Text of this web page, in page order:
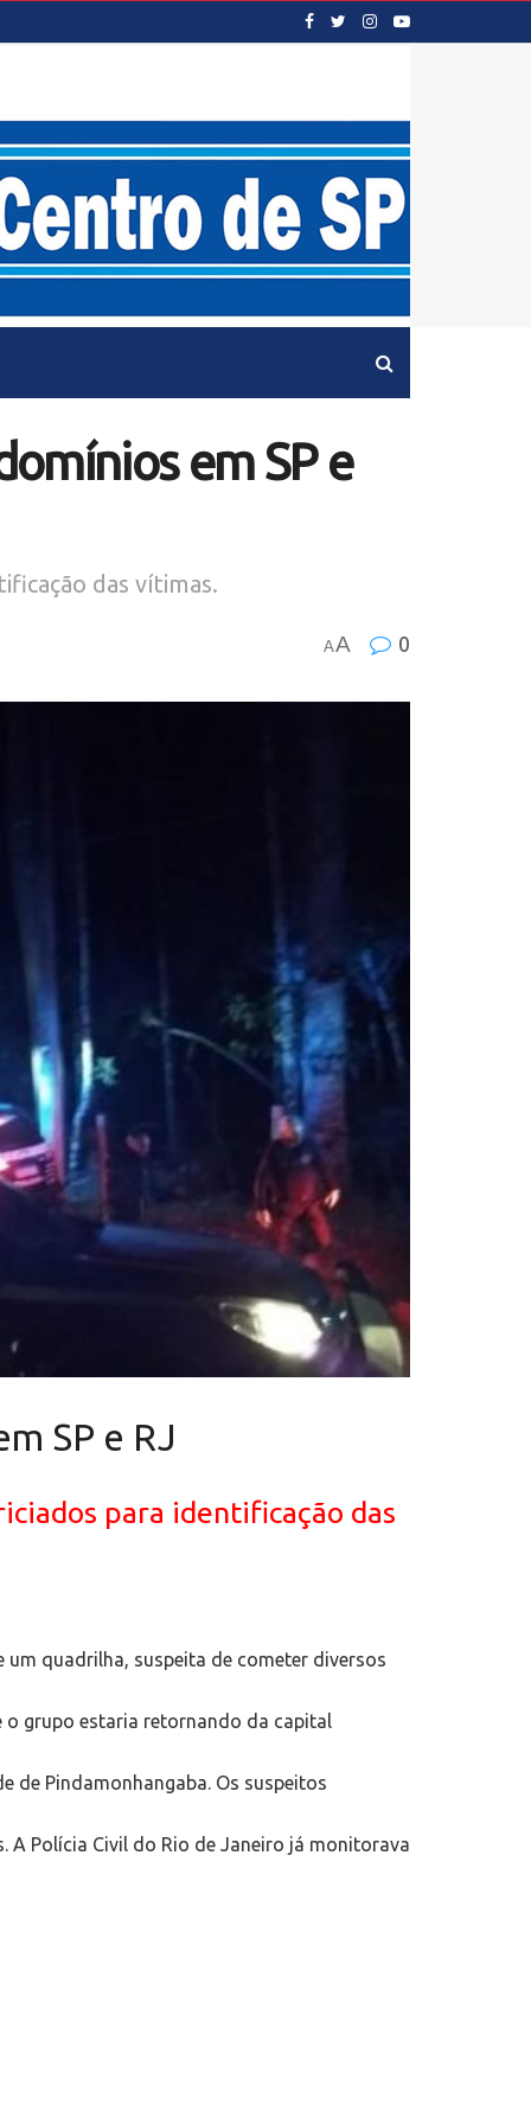
em SP e
das vítimas.
AA 0
SP e RJ
para identificação das
um quadrilha, suspeita de cometer diversos
o grupo estaria retornando da capital
de Pindamonhangaba. Os suspeitos
Polícia Civil do Rio de Janeiro já monitorava